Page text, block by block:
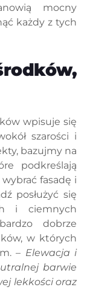
mocny
każdy z tych
wpisuje się
szarości i
bazujmy na
podkreślają
fasadę i
posłużyć się
i ciemnych
dobrze
w których
– Elewacja i
barwie
lekkości oraz